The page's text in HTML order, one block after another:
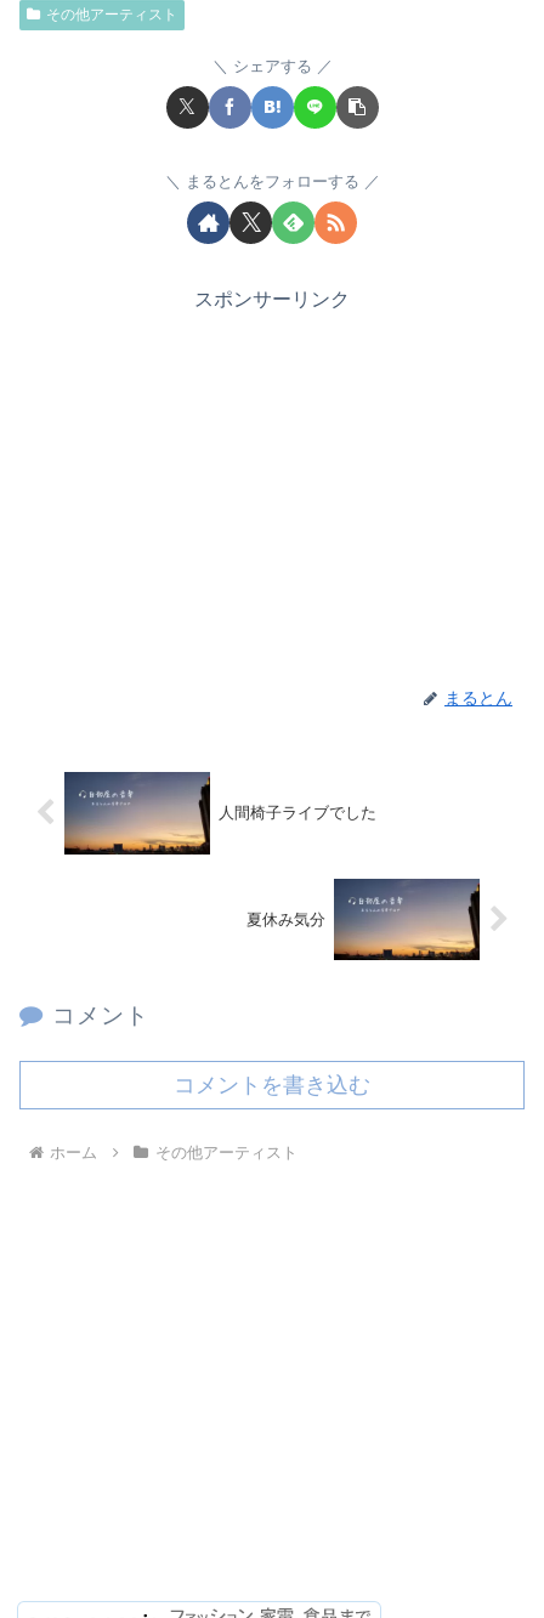
その他アーティスト
シェアする
まるとんをフォローする
スポンサーリンク
まるとん
人間椅子ライブでした
夏休み気分
コメント
コメントを書き込む
ホーム その他アーティスト